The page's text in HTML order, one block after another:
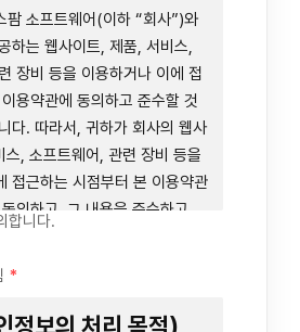
팜 소프트웨어(이하 “회사”)와
하는 웹사이트, 제품, 서비스,
장비 등을 이용하거나 이에 접
용약관에 동의하고 준수할 것
다. 따라서, 귀하가 회사의 웹사
스, 소프트웨어, 관련 장비 등을
접근하는 시점부터 본 이용약관
의하고, 그 내용을 준수하고,
관에 동의하지 않을 경우에는
하거나 이에 접근하는 행위를
합니다.
*
정보의 처리 목적)